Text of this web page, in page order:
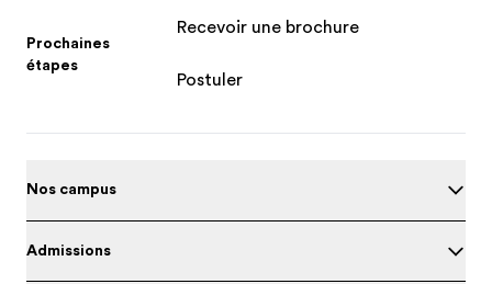
Prochaines
étapes
Recevoir une brochure
Postuler
Nos campus
Admissions